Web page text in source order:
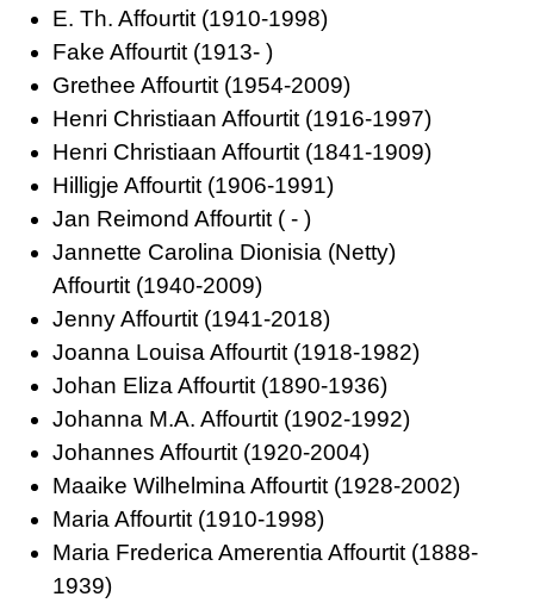
E. Th. Affourtit (1910-1998)
Fake Affourtit (1913- )
Grethee Affourtit (1954-2009)
Henri Christiaan Affourtit (1916-1997)
Henri Christiaan Affourtit (1841-1909)
Hilligje Affourtit (1906-1991)
Jan Reimond Affourtit ( - )
Jannette Carolina Dionisia (Netty)
Affourtit (1940-2009)
Jenny Affourtit (1941-2018)
Joanna Louisa Affourtit (1918-1982)
Johan Eliza Affourtit (1890-1936)
Johanna M.A. Affourtit (1902-1992)
Johannes Affourtit (1920-2004)
Maaike Wilhelmina Affourtit (1928-2002)
Maria Affourtit (1910-1998)
Maria Frederica Amerentia Affourtit (1888-
1939)